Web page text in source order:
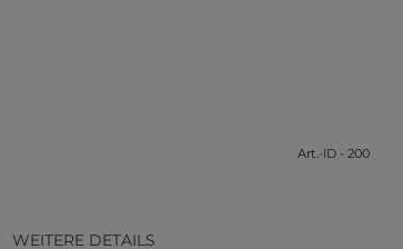
Art.-ID - 200
WEITERE DETAILS